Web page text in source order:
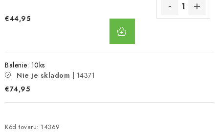
€44,95
Balenie: 10ks
Nie je skladom
| 14371
€74,95
Kód tovaru: 14369